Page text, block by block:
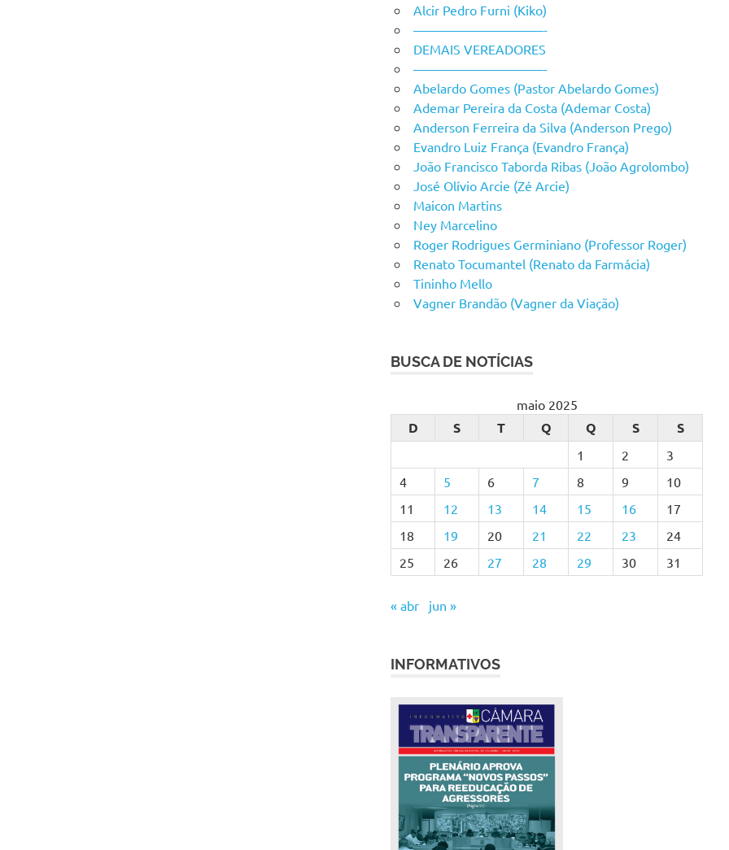
Alcir Pedro Furni (Kiko)
——————————-
DEMAIS VEREADORES
——————————-
Abelardo Gomes (Pastor Abelardo Gomes)
Ademar Pereira da Costa (Ademar Costa)
Anderson Ferreira da Silva (Anderson Prego)
Evandro Luiz França (Evandro França)
João Francisco Taborda Ribas (João Agrolombo)
José Olívio Arcie (Zé Arcie)
Maicon Martins
Ney Marcelino
Roger Rodrigues Germiniano (Professor Roger)
Renato Tocumantel (Renato da Farmácia)
Tininho Mello
Vagner Brandão (Vagner da Viação)
BUSCA DE NOTÍCIAS
maio 2025
D S T Q Q S S
1 2
3
4
5 6 7 8 9
10
11
12 13 14 15 16
17
18
19 20 21 22 23
24
25
26 27 28 29 30 31
« abr jun »
INFORMATIVOS